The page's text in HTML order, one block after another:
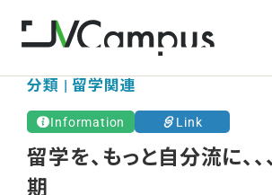
分類 | 留学関連
Information Link
留学を、もっと自分流に、
期